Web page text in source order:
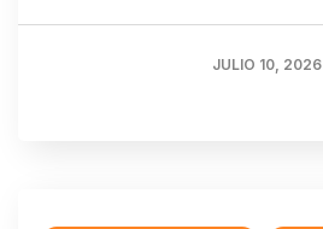
JULIO 10, 2026